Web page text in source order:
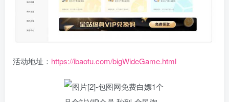
活动地址： https://ibaotu.com/bigWideGame.html